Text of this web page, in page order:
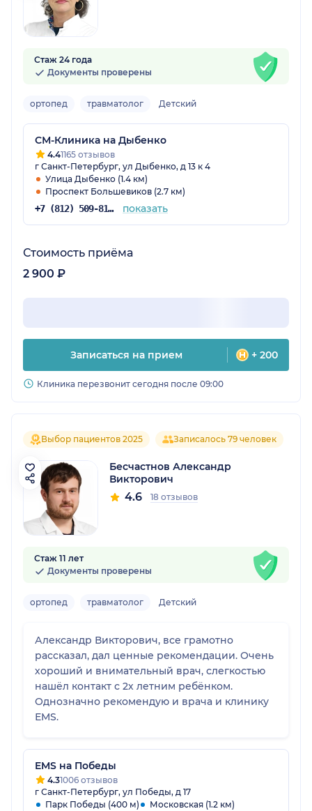
Стаж 24 года
Документы проверены
ортопед травматолог Детский
СМ-Клиника на Дыбенко
4.41165 отзывов
г Санкт-Петербург, ул Дыбенко, д 13 к 4
Улица Дыбенко (1.4 км)
Проспект Большевиков (2.7 км)
+7 (812) 509-81-68 показать
Стоимость приёма
2 900 ₽
Записаться на прием + 200
Клиника перезвонит сегодня после 09:00
Выбор пациентов 2025 Записалось 79 человек
Бесчастнов Александр
Викторович
4.6 18 отзывов
Стаж 11 лет
Документы проверены
ортопед травматолог Детский
Александр Викторович, все грамотно
рассказал, дал ценные рекомендации. Очень
хороший и внимательный врач, слегкостью
нашёл контакт с 2х летним ребёнком.
Однозначно рекомендую и врача и клинику
ЕMS.
EMS на Победы
4.31006 отзывов
г Санкт-Петербург, ул Победы, д 17
Парк Победы (400 м)
Московская (1.2 км)